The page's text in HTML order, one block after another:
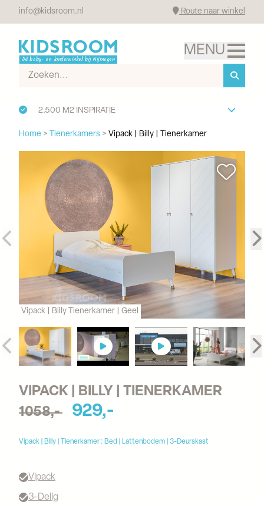
info@kidsroom.nl Route naar winkel
2.500 M2 INSPIRATIE
Home > Tienerkamers > Vipack | Billy | Tienerkamer
Vipack | Billy Tienerkamer | Geel
VIPACK | BILLY | TIENERKAMER
1058,-
929,-
Vipack | Billy | Tienerkamer : Bed | Lattenbodem | 3-Deurskast
Vipack
3-Delig